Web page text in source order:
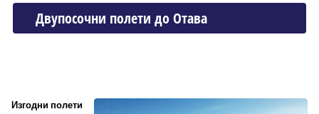
Двупосочни полети до Отава
Изгодни полети